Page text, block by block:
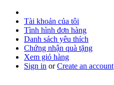
Tài khoản của tôi
Tình hình đơn hàng
Danh sách yêu thích
Chứng nhận quà tặng
Xem giỏ hàng
Sign in orCreate an account